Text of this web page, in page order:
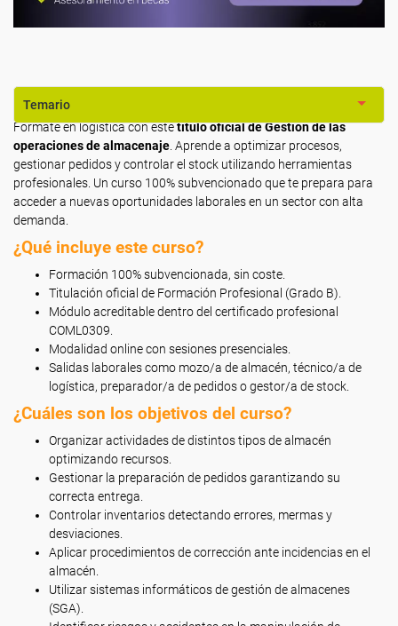
Temario
Fórmate en logística con estetítulo oficial de Gestión de las
operaciones de almacenaje . Aprende a optimizar procesos,
gestionar pedidos y controlar el stock utilizando herramientas
profesionales. Un curso 100% subvencionado que te prepara para
acceder a nuevas oportunidades laborales en un sector con alta
demanda.
¿Qué incluye este curso?
Formación 100% subvencionada, sin coste.
Titulación oficial de Formación Profesional (Grado B).
Módulo acreditable dentro del certificado profesional
COML0309.
Modalidad online con sesiones presenciales.
Salidas laborales como mozo/a de almacén, técnico/a de
logística, preparador/a de pedidos o gestor/a de stock.
¿Cuáles son los objetivos del curso?
Organizar actividades de distintos tipos de almacén
optimizando recursos.
Gestionar la preparación de pedidos garantizando su
correcta entrega.
Controlar inventarios detectando errores, mermas y
desviaciones.
Aplicar procedimientos de corrección ante incidencias en el
almacén.
Utilizar sistemas informáticos de gestión de almacenes
(SGA).